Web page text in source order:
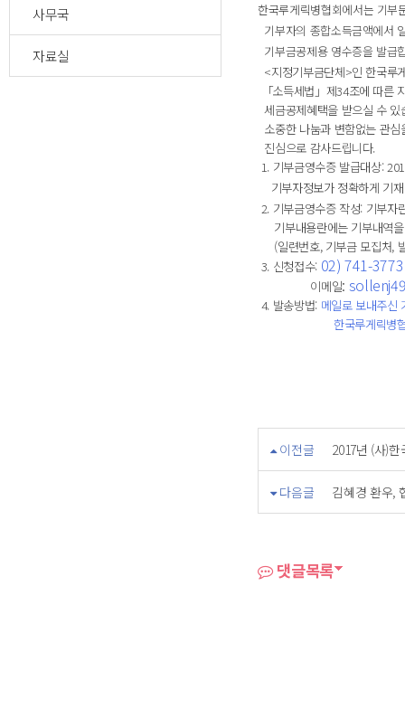
사무국
자료실
한국루게릭병협회에서는 기부
기부자의 종합소득금액에서
기부금공제용 영수증을 발급
<지정기부금단체>인 한국루
「소득세법」제34조에 따른
세금공제혜택을 받으실 수 있
소중한 나눔과 변함없는 관
진심으로 감사드립니다.
1. 기부금영수증 발급대상:
기부자정보가 정확하게 기
2. 기부금영수증 작성: 기부자
기부내용란에는 기부내역
(일련번호, 기부금 모집처,
3. 신청접수: 02) 741-3773
이메일:
4. 발송방법:메일로 보내주신
한국루게릭병협회의
이전글 2017년 (사)
다음글 김혜경 환우,
댓글목록